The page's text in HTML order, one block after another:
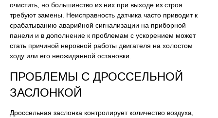
очистить, но большинство из них при выходе из строя
требуют замены. Неисправность датчика часто приводит к
срабатыванию аварийной сигнализации на приборной
панели и в дополнение к проблемам с ускорением может
стать причиной неровной работы двигателя на холостом
ходу или его неожиданной остановки.
ПРОБЛЕМЫ С ДРОССЕЛЬНОЙ
ЗАСЛОНКОЙ
Дроссельная заслонка контролирует количество воздуха,